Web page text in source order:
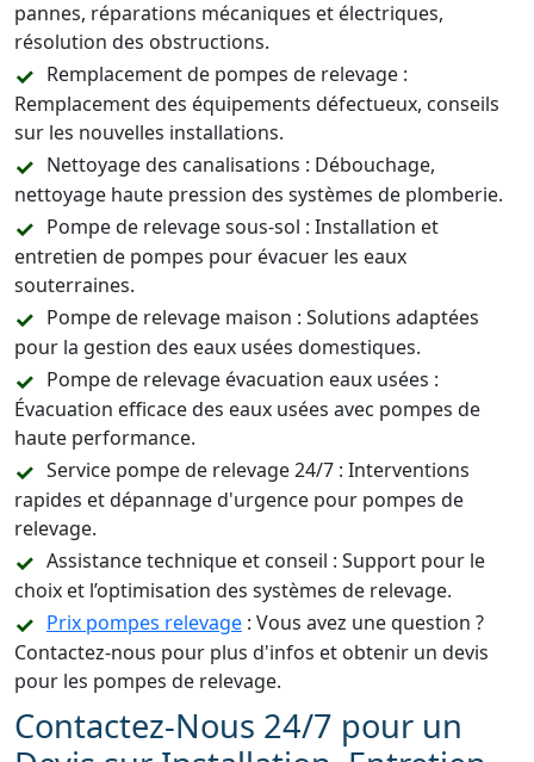
pannes, réparations mécaniques et électriques,
résolution des obstructions.
Remplacement de pompes de relevage :
Remplacement des équipements défectueux, conseils
sur les nouvelles installations.
Nettoyage des canalisations : Débouchage,
nettoyage haute pression des systèmes de plomberie.
Pompe de relevage sous-sol : Installation et
entretien de pompes pour évacuer les eaux
souterraines.
Pompe de relevage maison : Solutions adaptées
pour la gestion des eaux usées domestiques.
Pompe de relevage évacuation eaux usées :
Évacuation efficace des eaux usées avec pompes de
haute performance.
Service pompe de relevage 24/7 : Interventions
rapides et dépannage d'urgence pour pompes de
relevage.
Assistance technique et conseil : Support pour le
choix et l’optimisation des systèmes de relevage.
Prix pompes relevage : Vous avez une question ?
Contactez-nous pour plus d'infos et obtenir un devis
pour les pompes de relevage.
Contactez-Nous 24/7 pour un